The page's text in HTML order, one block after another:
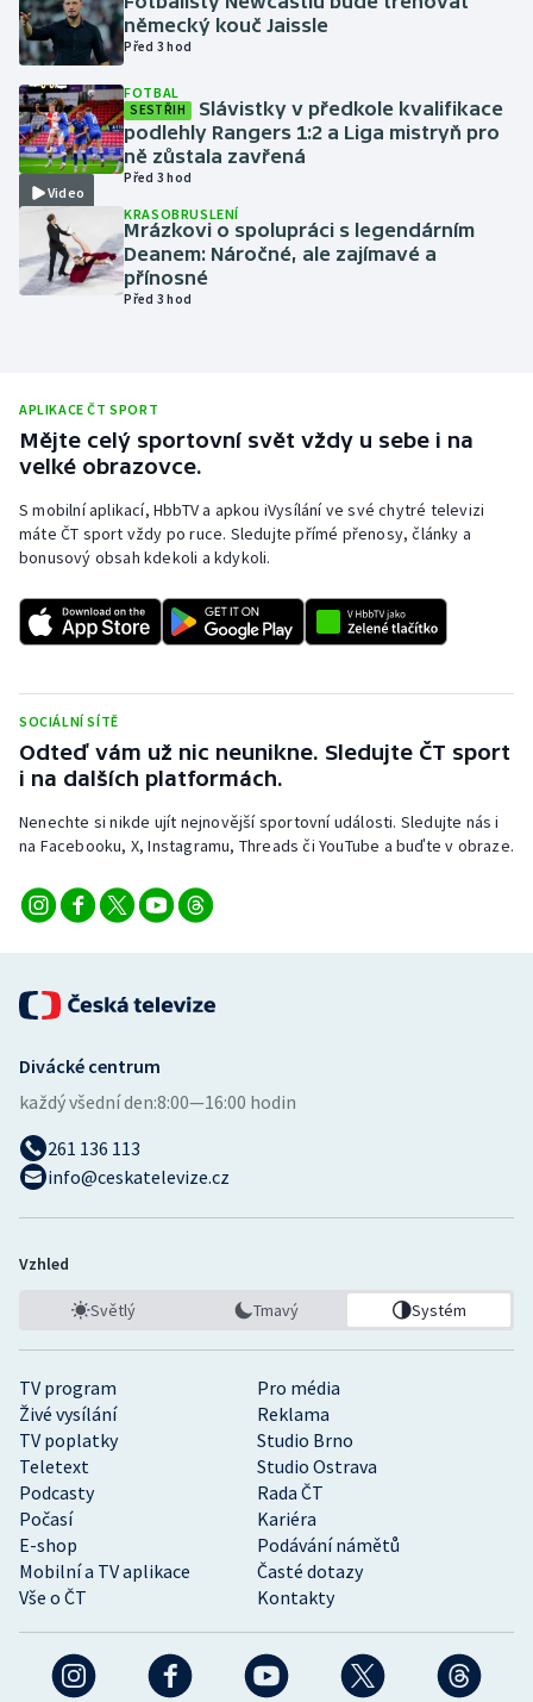
Moderní pětiboj
Motorsport
Olympijské hry
Parasport
Plavání
Plážový volejbal
Rychlostní kanoistika
Short track
Sportovní střelba
Stolní tenis
Triatlon
Veslování
Vodní slalom
německý kouč Jaissle
Před 3 hod
Video
FOTBAL
SESTŘIH
Slávistky v předkole kvalifikace
podlehly Rangers 1:2 a Liga mistryň pro
ně zůstala zavřená
Před 3 hod
KRASOBRUSLENÍ
Mrázkovi o spolupráci s legendárním
Deanem: Náročné, ale zajímavé a
přínosné
Před 3 hod
APLIKACE ČT SPORT
Mějte celý sportovní svět vždy u sebe i na
velké obrazovce.
S mobilní aplikací, HbbTV a apkou iVysílání ve své chytré televizi
máte ČT sport vždy po ruce. Sledujte přímé přenosy, články a
bonusový obsah kdekoli a kdykoli.
SOCIÁLNÍ SÍTĚ
Odteď vám už nic neunikne. Sledujte ČT sport
i na dalších platformách.
Nenechte si nikde ujít nejnovější sportovní události. Sledujte nás i
na Facebooku, X, Instagramu, Threads či YouTube a buďte v obraze.
TV program
Pro média
Živé vysílání
Reklama
TV poplatky
Studio Brno
Teletext
Studio Ostrava
Podcasty
Rada ČT
Počasí
Kariéra
E-shop
Podávání námětů
Mobilní a TV aplikace
Časté dotazy
Vše o ČT
Kontakty
Divácké centrum
každý všední den:8:00—16:00 hodin
261 136 113
info@ceskatelevize.cz
Vzhled
Světlý Tmavý Systém